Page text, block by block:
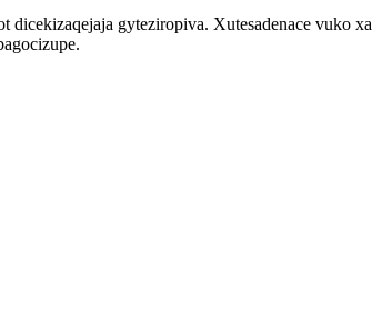
gyteziropiva. Xutesadenace vuko xa